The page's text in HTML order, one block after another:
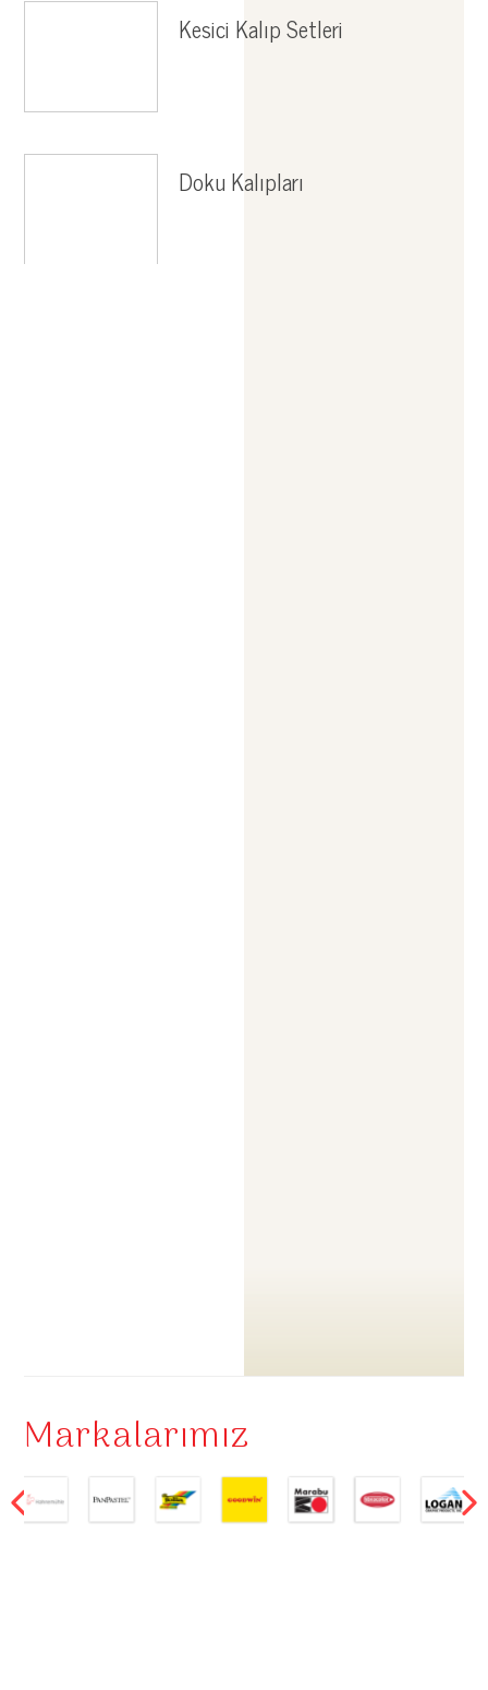
Kesici Kalıp Setleri
Doku Kalıpları
Markalarımız